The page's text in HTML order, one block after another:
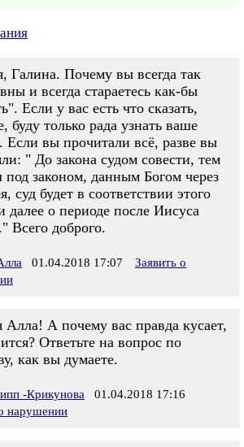
Галина. Почему вы всегда так
и всегда стараетесь как-бы
Если у вас есть что сказать,
буду только рада узнать ваше
Если вы прочитали всё, разве вы
" До закона судом совести, тем
под законом, данным Богом через
суд будет в соответствии этого
далее о периоде после Иисуса
Всего доброго.
01.04.2018 17:07
Заявить о
Алла! А почему вас правда кусает,
Ответьте на вопрос по
как вы думаете.
-Крикунова 01.04.2018 17:16
нарушении